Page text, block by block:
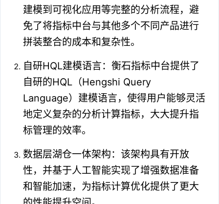
建模到可视化应用等完整的分析流程，避
免了将指标中台与其他多个不同产品进行
拼装整合的成本和复杂性。
自研HQL建模语言：衡石指标中台提供了
自研的HQL（Hengshi Query
Language）建模语言，使得用户能够灵活
地定义复杂的分析计算指标，大大提升指
标管理的效率。
数据层湖仓一体架构：该架构具有开放
性，并基于人工智能实现了增强数据准备
和智能加速，为指标计算优化提供了更大